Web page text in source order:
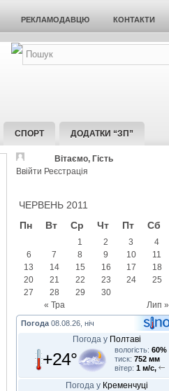
РЕКЛАМОДАВЦЮ КОНТАКТИ
СПОРТ ДОДАТКИ “ЗП”
Вітаємо, Гість
Ввійти Реєстрація
ЧЕРВЕНЬ 2011
Пн
Вт Ср Чт Пт Сб
« Тра Лип »
1 2 3 4
6
7 8 9 10 11
13
14 15 16 17 18
20
21 22 23 24 25
27
28 29 30
Погода 08.08.26, ніч
Погода у Полтаві
+24° вологість: 60%
тиск: 752 мм
вітер: 1 м/с,
Погода у Кременчуці